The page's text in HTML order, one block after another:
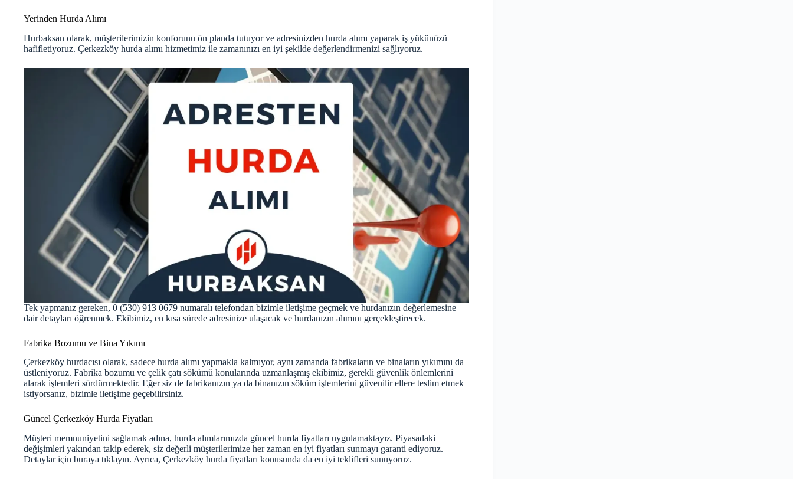
Yerinden Hurda Alımı
Hurbaksan olarak, müşterilerimizin konforunu ön planda tutuyor ve adresinizden hurda alımı yaparak iş yükünüzü
hafifletiyoruz. Çerkezköy hurda alımı hizmetimiz ile zamanınızı en iyi şekilde değerlendirmenizi sağlıyoruz.
Tek yapmanız gereken, 0 (530) 913 0679 numaralı telefondan bizimle iletişime geçmek ve hurdanızın değerlemesine
dair detayları öğrenmek. Ekibimiz, en kısa sürede adresinize ulaşacak ve hurdanızın alımını gerçekleştirecek.
Fabrika Bozumu ve Bina Yıkımı
Çerkezköy hurdacısı olarak, sadece hurda alımı yapmakla kalmıyor, aynı zamanda fabrikaların ve binaların yıkımını da
üstleniyoruz. Fabrika bozumu ve çelik çatı sökümü konularında uzmanlaşmış ekibimiz, gerekli güvenlik önlemlerini
alarak işlemleri sürdürmektedir. Eğer siz de fabrikanızın ya da binanızın söküm işlemlerini güvenilir ellere teslim etmek
istiyorsanız, bizimle iletişime geçebilirsiniz.
Güncel Çerkezköy Hurda Fiyatları
Müşteri memnuniyetini sağlamak adına, hurda alımlarımızda güncel hurda fiyatları uygulamaktayız. Piyasadaki
değişimleri yakından takip ederek, siz değerli müşterilerimize her zaman en iyi fiyatları sunmayı garanti ediyoruz.
Detaylar için buraya tıklayın. Ayrıca, Çerkezköy hurda fiyatları konusunda da en iyi teklifleri sunuyoruz.